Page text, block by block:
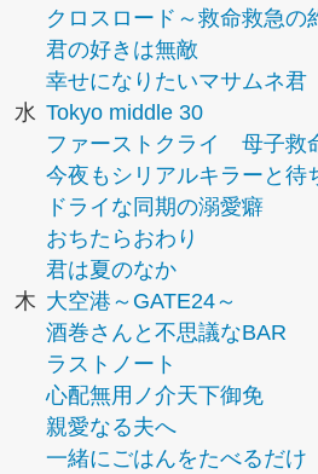
クロスロード～救命救急の
君の好きは無敵
幸せになりたいマサムネ君
水 Tokyo middle 30
ファーストクライ 母子救
今夜もシリアルキラーと待
ドライな同期の溺愛癖
おちたらおわり
君は夏のなか
木 大空港～GATE24～
酒巻さんと不思議なBAR
ラストノート
心配無用ノ介天下御免
親愛なる夫へ
一緒にごはんをたべるだけ